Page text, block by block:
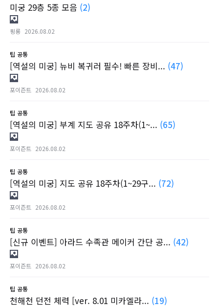
미궁 29층 5종 모음 (2)
묑룡 2026.08.02
팁 공통
[역설의 미궁] 뉴비 복귀러 필수! 빠른 장비... (47)
포이즌트 2026.08.02
팁 공통
[역설의 미궁] 부계 지도 공유 18주차(1~... (65)
포이즌트 2026.08.02
팁 공통
[역설의 미궁] 지도 공유 18주차(1~29구... (72)
포이즌트 2026.08.02
팁 공통
[신규 이벤트] 아라드 수족관 메이커 간단 공... (42)
포이즌트 2026.08.02
팁 공통
천해천 던전 체력 [ver. 8.01 미카엘라... (19)